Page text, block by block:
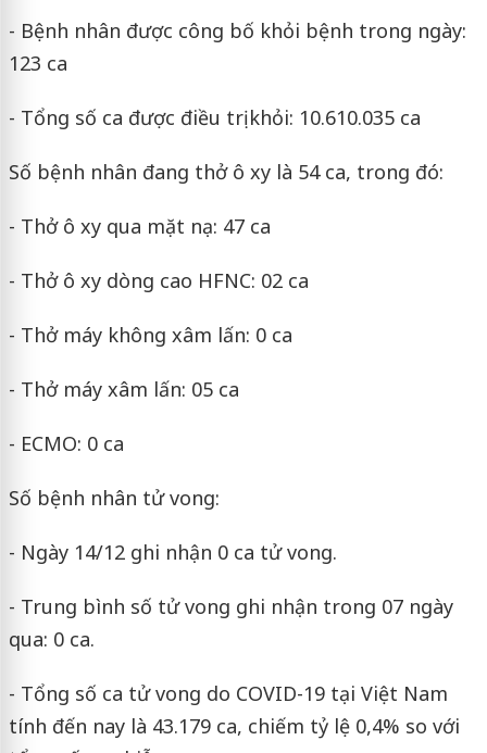
- Bệnh nhân được công bố khỏi bệnh trong ngày:
123 ca
- Tổng số ca được điều trị khỏi: 10.610.035 ca
Số bệnh nhân đang thở ô xy là 54 ca, trong đó:
- Thở ô xy qua mặt nạ: 47 ca
- Thở ô xy dòng cao HFNC: 02 ca
- Thở máy không xâm lấn: 0 ca
- Thở máy xâm lấn: 05 ca
- ECMO: 0 ca
Số bệnh nhân tử vong:
- Ngày 14/12 ghi nhận 0 ca tử vong.
- Trung bình số tử vong ghi nhận trong 07 ngày
qua: 0 ca.
- Tổng số ca tử vong do COVID-19 tại Việt Nam
tính đến nay là 43.179 ca, chiếm tỷ lệ 0,4% so với